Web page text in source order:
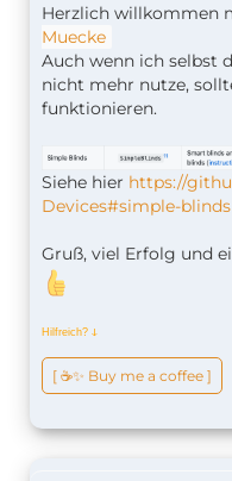
Herzlich willkommen
Muecke
Auch wenn ich selbst
nicht mehr nutze,
funktionieren.
Siehe hier https://
Devices#simple-blinds
Gruß, viel Erfolg und
Hilfreich? ↆ
[ ☕️✨ Buy me a coffee ]